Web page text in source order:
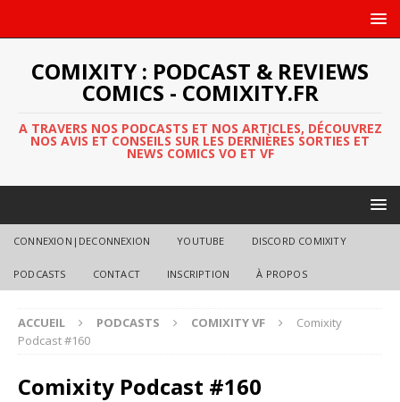
COMIXITY : PODCAST & REVIEWS
COMICS - COMIXITY.FR
A TRAVERS NOS PODCASTS ET NOS ARTICLES, DÉCOUVREZ
NOS AVIS ET CONSEILS SUR LES DERNIÈRES SORTIES ET
NEWS COMICS VO ET VF
CONNEXION|DECONNEXION YOUTUBE DISCORD COMIXITY
PODCASTS CONTACT INSCRIPTION À PROPOS
ACCUEIL PODCASTS COMIXITY VF
Comixity
Podcast #160
Comixity Podcast #160